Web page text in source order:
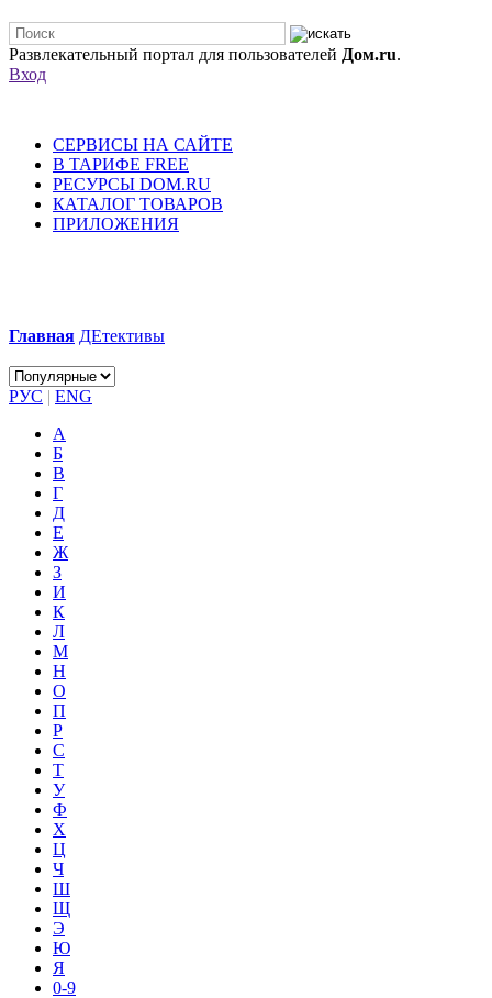
Развлекательный портал для пользователей Дом.ru.
Вход
СЕРВИСЫ НА САЙТЕ
В ТАРИФЕ FREE
РЕСУРСЫ DOM.RU
КАТАЛОГ ТОВАРОВ
ПРИЛОЖЕНИЯ
Главная ДЕтективы
РУС | ENG
А
Б
В
Г
Д
Е
Ж
З
И
К
Л
М
Н
О
П
Р
С
Т
У
Ф
Х
Ц
Ч
Ш
Щ
Э
Ю
Я
0-9